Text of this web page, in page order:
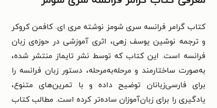
کتاب گرامر فرانسه سری شومز نوشته‌ مری ای. کافمن کروکر
و ترجمه‌ نوشین یوسف‌ زهی، اثری آموزشی در حوزه‌ی زبان
فرانسه است. این کتاب که توسط نشر تایماز منتشر شده،
به‌صورت ساختارمند و مرحله‌به‌مرحله، دستور زبان فرانسه را
برای فارسی‌زبانان توضیح داده و با تمرین‌های متنوع،
یادگیری را برای زبان‌آموزان ساده‌تر کرده است. مطالب کتاب